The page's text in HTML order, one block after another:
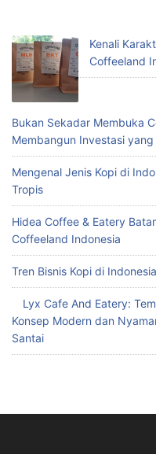
Kenali
Coffeeland
Bukan Sekadar Membuka
Membangun Investasi
Mengenal Jenis Kopi di
Tropis
Hidea Coffee & Eatery
Coffeeland Indonesia
Tren Bisnis Kopi di
Lyx Cafe And Eatery:
Konsep Modern dan
Santai